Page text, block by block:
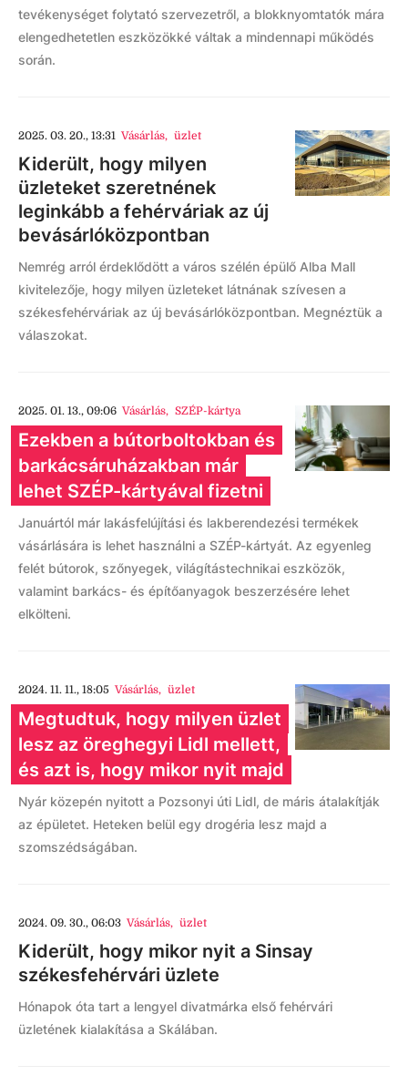
tevékenységet folytató szervezetről, a blokknyomtatók mára
elengedhetetlen eszközökké váltak a mindennapi működés
során.
2025. 03. 20., 13:31 Vásárlás, üzlet
Kiderült, hogy milyen
üzleteket szeretnének
leginkább a fehérváriak az új
bevásárlóközpontban
Nemrég arról érdeklődött a város szélén épülő Alba Mall
kivitelezője, hogy milyen üzleteket látnának szívesen a
székesfehérváriak az új bevásárlóközpontban. Megnéztük a
válaszokat.
2025. 01. 13., 09:06 Vásárlás, SZÉP-kártya
Ezekben a bútorboltokban és
barkácsáruházakban már
lehet SZÉP-kártyával fizetni
Januártól már lakásfelújítási és lakberendezési termékek
vásárlására is lehet használni a SZÉP-kártyát. Az egyenleg
felét bútorok, szőnyegek, világítástechnikai eszközök,
valamint barkács- és építőanyagok beszerzésére lehet
elkölteni.
2024. 11. 11., 18:05 Vásárlás, üzlet
Megtudtuk, hogy milyen üzlet
lesz az öreghegyi Lidl mellett,
és azt is, hogy mikor nyit majd
Nyár közepén nyitott a Pozsonyi úti Lidl, de máris átalakítják
az épületet. Heteken belül egy drogéria lesz majd a
szomszédságában.
2024. 09. 30., 06:03 Vásárlás, üzlet
Kiderült, hogy mikor nyit a Sinsay
székesfehérvári üzlete
Hónapok óta tart a lengyel divatmárka első fehérvári
üzletének kialakítása a Skálában.